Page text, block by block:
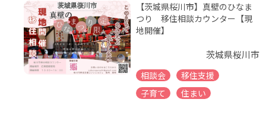
【茨城県桜川市】真壁のひなま
つり 移住相談カウンター【現
地開催】
茨城県桜川市
相談会
移住支援
子育て
住まい